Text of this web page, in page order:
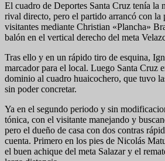
El cuadro de Deportes Santa Cruz tenía la
rival directo, pero el partido arrancó con la
visitantes mediante Christian «Plancha»
balón en el vertical derecho del meta
Tras ello y en un rápido tiro de esquina,
marcador para el local. Luego Santa Cruz
dominio al cuadro huaicochero, que tuvo
sin poder concretar.
Ya en el segundo periodo y sin
tónica, con el visitante manejando y
pero el dueño de casa con dos contras
cuenta. Primero en los pies de Nicolás
el buen achique del meta Salazar y el